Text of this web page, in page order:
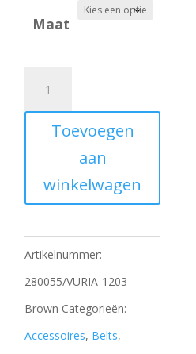
Maat
Drykorn
aantalToevoegen
aan
winkelwagen
Artikelnummer:
280055/VURIA-1203
Brown Categorieën:
Accessoires, Belts,